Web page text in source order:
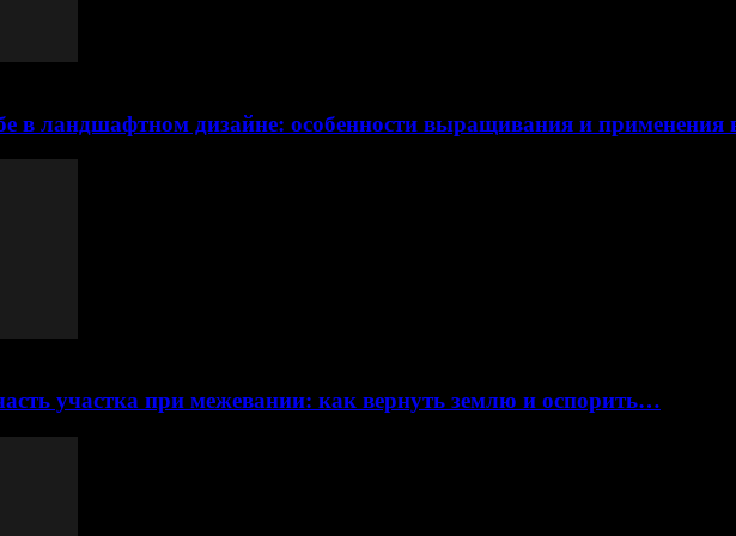
в ландшафтном дизайне: особенности выращивания и
участка при межевании: как вернуть землю и оспорить…